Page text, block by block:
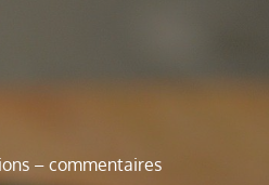
– commentaires